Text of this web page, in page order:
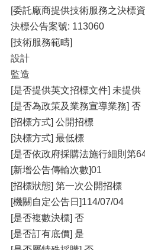
[委託廠商提供技術服務之決標
決標公告案號: 113060
[技術服務範疇]
設計
監造
[是否提供英文招標文件] 未提供
[是否為政策及業務宣導業務] 否
[招標方式] 公開招標
[決標方式] 最低標
[是否依政府採購法施行細則第
[新增公告傳輸次數]01
[招標狀態] 第一次公開招標
[機關自定公告日]114/07/04
[是否複數決標] 否
[是否訂有底價] 是